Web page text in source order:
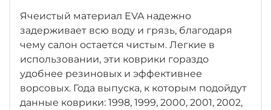
Ячеистый материал EVA надежно
задерживает всю воду и грязь, благодаря
чему салон остается чистым. Легкие в
использовании, эти коврики гораздо
удобнее резиновых и эффективнее
ворсовых. Года выпуска, к которым подойдут
данные коврики: 1998, 1999, 2000, 2001, 2002,